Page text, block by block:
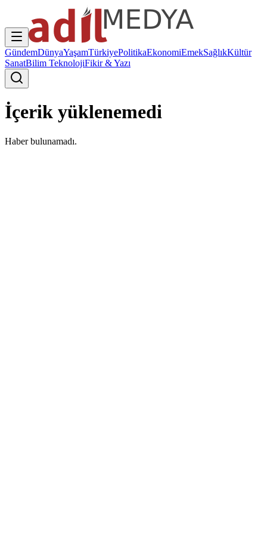
GündemDünyaYaşamTürkiyePolitikaEkonomiEmekSağlıkKültür
SanatBilim TeknolojiFikir & Yazı
İçerik yüklenemedi
Haber bulunamadı.